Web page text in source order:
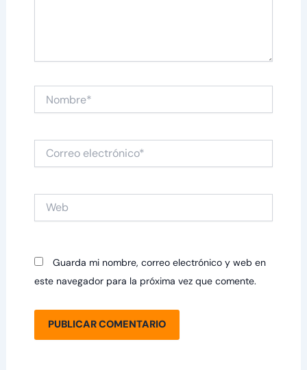
Correo
electrónico*
Guarda mi nombre, correo electrónico y web en
este navegador para la próxima vez que comente.